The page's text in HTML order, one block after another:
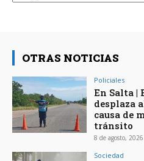
OTRAS NOTICIAS
Policiales
En Salta |
desplaza
causa de
tránsito
8 de agosto, 2026
Sociedad